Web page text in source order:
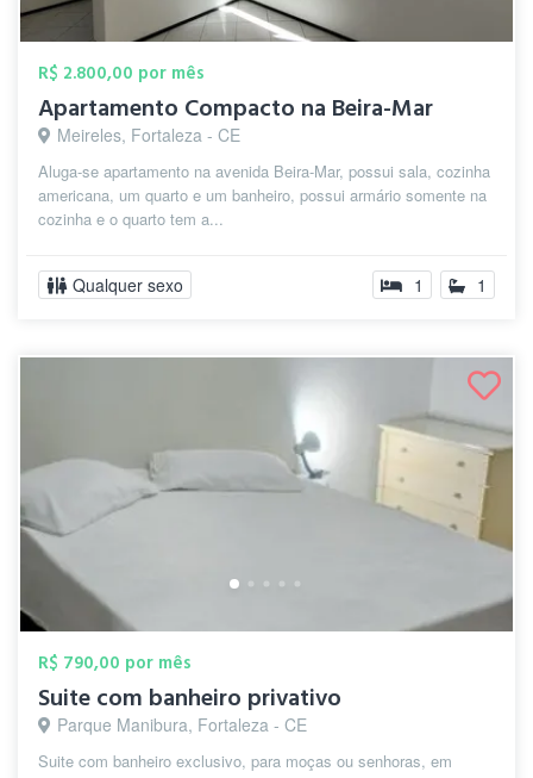
R$ 2.800,00 por mês
Apartamento Compacto na Beira-Mar
Meireles, Fortaleza - CE
Aluga-se apartamento na avenida Beira-Mar, possui sala, cozinha
americana, um quarto e um banheiro, possui armário somente na
cozinha e o quarto tem a...
Qualquer sexo 1 1
R$ 790,00 por mês
Suite com banheiro privativo
Parque Manibura, Fortaleza - CE
Suite com banheiro exclusivo, para moças ou senhoras, em